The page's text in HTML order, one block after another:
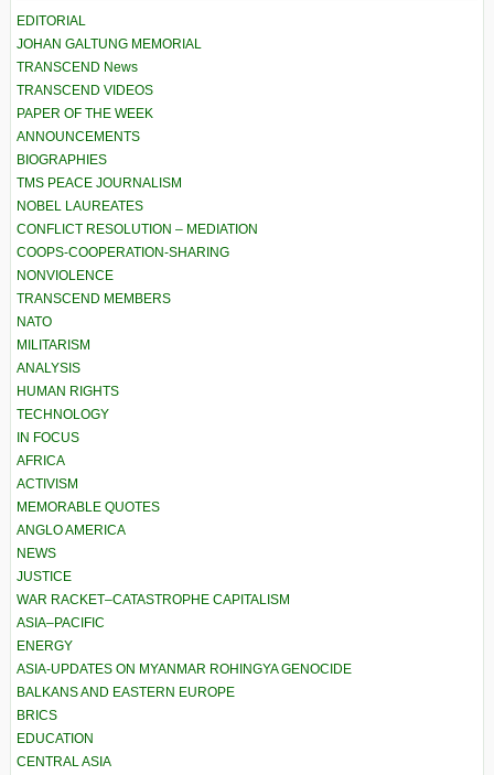
EDITORIAL
JOHAN GALTUNG MEMORIAL
TRANSCEND News
TRANSCEND VIDEOS
PAPER OF THE WEEK
ANNOUNCEMENTS
BIOGRAPHIES
TMS PEACE JOURNALISM
NOBEL LAUREATES
CONFLICT RESOLUTION – MEDIATION
COOPS-COOPERATION-SHARING
NONVIOLENCE
TRANSCEND MEMBERS
NATO
MILITARISM
ANALYSIS
HUMAN RIGHTS
TECHNOLOGY
IN FOCUS
AFRICA
ACTIVISM
MEMORABLE QUOTES
ANGLO AMERICA
NEWS
JUSTICE
WAR RACKET–CATASTROPHE CAPITALISM
ASIA–PACIFIC
ENERGY
ASIA-UPDATES ON MYANMAR ROHINGYA GENOCIDE
BALKANS AND EASTERN EUROPE
BRICS
EDUCATION
CENTRAL ASIA